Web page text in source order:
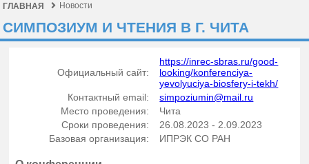
ГЛАВНАЯ Новости
СИМПОЗИУМ И ЧТЕНИЯ В Г. ЧИТА
Официальный сайт:
https://inrec-sbras.ru/good-
looking/konferenciya-
yevolyuciya-biosfery-i-tekh/
Контактный email:
simpoziumin@mail.ru
Место проведения:
Чита
Сроки проведения:
26.08.2023 - 2.09.2023
Базовая организация:
ИПРЭК СО РАН